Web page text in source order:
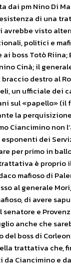
dai pm Nino Di
di una
avrebbe visto
politici e
boss Totò Riina;
Cinà; il
destro al
un ufficiale dei
sul «papello» (il
la
Ciancimino non
dei
per primo in
è proprio
mafioso di
al generale
di avere
e
anche che
del boss di
trattativa che,
da Ciancimino e